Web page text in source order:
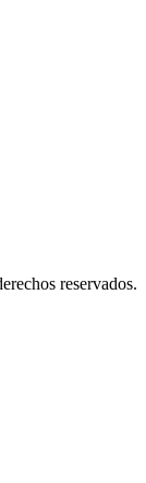
reservados.